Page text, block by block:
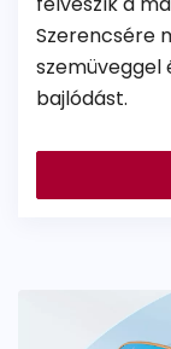
Szerencsére
szemüveggel
bajlódást.